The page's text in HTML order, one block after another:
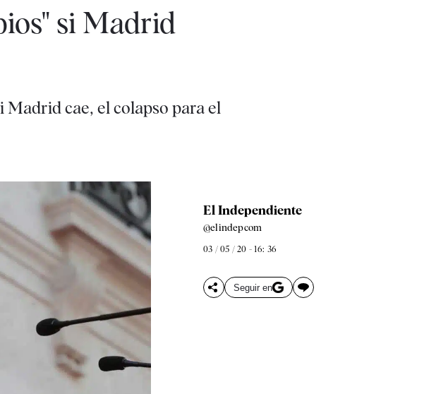
si Madrid
cae, el colapso para el
El Independiente
@elindepcom
03 / 05 / 20 - 16: 36
Seguir en